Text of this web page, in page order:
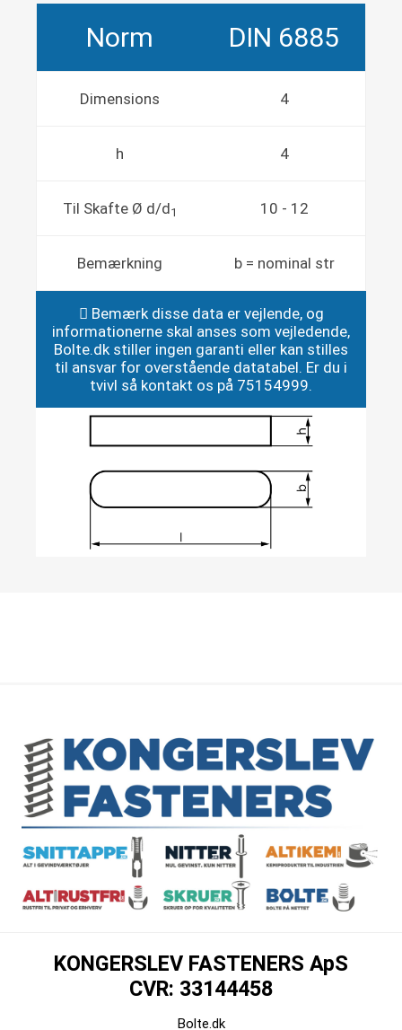
Norm DIN 6885
Dimensions 4
h 4
Til Skafte Ø d/d1 10 - 12
Bemærkning b = nominal str
Bemærk disse data er vejlende, og
informationerne skal anses som vejledende,
Bolte.dk stiller ingen garanti eller kan stilles
til ansvar for overstående datatabel. Er du i
tvivl så kontakt os på 75154999.
KONGERSLEV FASTENERS ApS
CVR: 33144458
Bolte.dk